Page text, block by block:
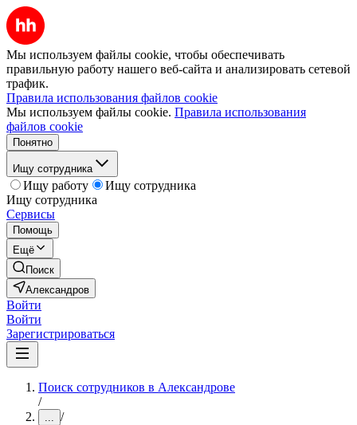
Мы используем файлы cookie, чтобы обеспечивать
правильную работу нашего веб-сайта и анализировать сетевой
трафик.
Правила использования файлов cookie
Мы используем файлы cookie. Правила использования
файлов cookie
Понятно
Ищу сотрудника
Ищу работу
Ищу сотрудника
Ищу сотрудника
Сервисы
Помощь
Ещё
Поиск
Александров
Войти
Войти
Зарегистрироваться
Поиск сотрудников в Александрове
/
... /